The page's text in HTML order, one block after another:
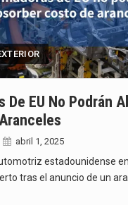
De EU No Podrán
abril 1, 2025
estadounidense
tras el anuncio de un